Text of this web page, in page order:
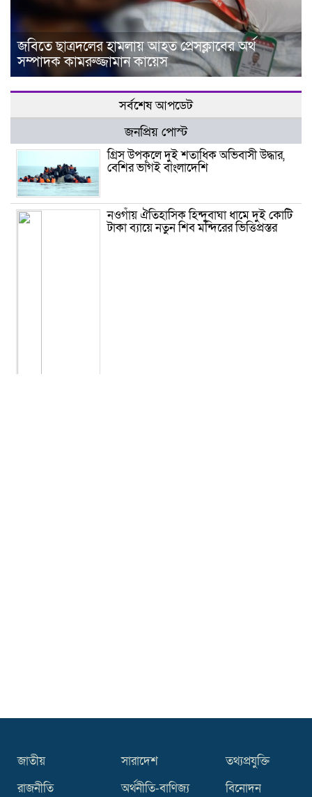
জবিতে ছাত্রদলের হামলায় আহত প্রেসক্লাবের অর্থ
সম্পাদক কামরুজ্জামান কায়েস
সর্বশেষ আপডেট
জনপ্রিয় পোস্ট
গ্রিস উপকূলে দুই শতাধিক অভিবাসী উদ্ধার,
বেশির ভাগই বাংলাদেশি
নওগাঁয় ঐতিহাসিক হিন্দুবাঘা ধামে দুই কোটি
টাকা ব্যায়ে নতুন শিব মন্দিরের ভিত্তিপ্রস্তর
জাতীয়
রাজনীতি
সারাদেশ
অর্থনীতি-বাণিজ্য
তথ্যপ্রযুক্তি
বিনোদন